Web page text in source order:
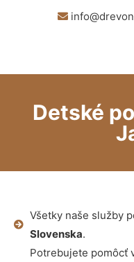
Detské
Všetky naše služby
Slovenska.
Potrebujete pomôcť